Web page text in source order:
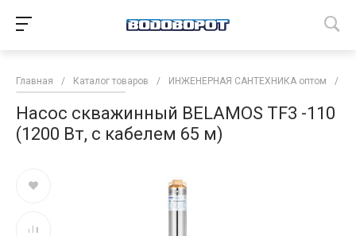
Главная / Каталог товаров / ИНЖЕНЕРНАЯ САНТЕХНИКА оптом /
Насос скважинный BELAMOS TF3 -110
(1200 Вт, с кабелем 65 м)